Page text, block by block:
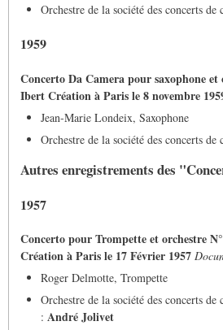
Orchestre de la société des concerts de
1959
Concerto Da Camera pour saxophone et
Ibert Création à Paris le 8 novembre
Jean-Marie Londeix, Saxophone
Orchestre de la société des concerts de
Autres enregistrements des
1957
Concerto pour Trompette et orchestre
Création à Paris le 17 Février 1957
Roger Delmotte, Trompette
Orchestre de la société des concerts
: André Jolivet